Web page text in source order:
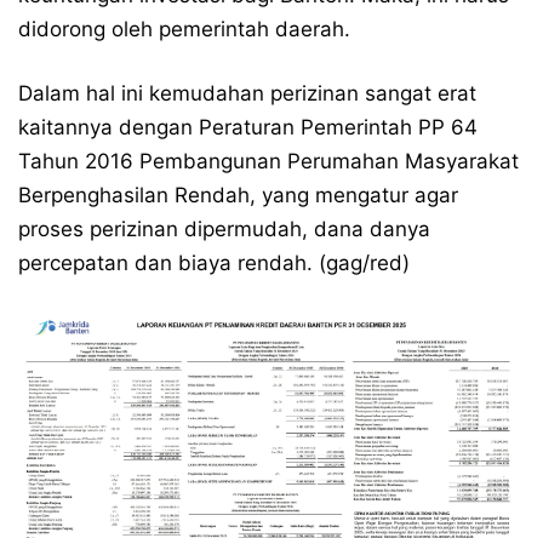
didorong oleh pemerintah daerah.
Dalam hal ini kemudahan perizinan sangat erat
kaitannya dengan Peraturan Pemerintah PP 64
Tahun 2016 Pembangunan Perumahan Masyarakat
Berpenghasilan Rendah, yang mengatur agar
proses perizinan dipermudah, dana danya
percepatan dan biaya rendah. (gag/red)